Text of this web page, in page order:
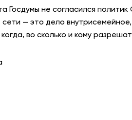
Госдумы не согласился
— это дело
во сколько и кому